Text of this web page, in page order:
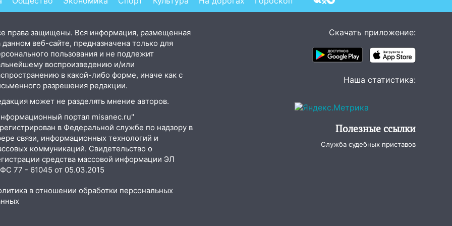
права защищены. Вся информация, размещенная
данном веб-сайте, предназначена только для
пользования и не подлежит
воспроизведению и/или
в какой-либо форме, иначе как с
разрешения редакции.
может не разделять мнение авторов.
портал misanec.ru"
в Федеральной службе по надзору в
связи, информационных технологий и
коммуникаций. Свидетельство о
средства массовой информации ЭЛ
77 - 61045 от 05.03.2015
в отношении обработки персональных
Скачать приложение:
Наша статистика:
Полезные ссылки
Служба судебных приставов